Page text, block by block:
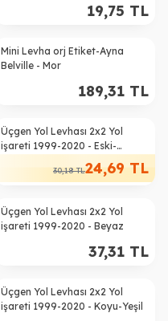
19,75 TL
Mini Levha orj Etiket-Ayna
Belville - Mor
189,31 TL
%18
Üçgen Yol Levhası 2x2 Yol
işareti 1999-2020 - Eski-
30,18TL24,69 TL
Üçgen Yol Levhası 2x2 Yol
işareti 1999-2020 - Beyaz
37,31 TL
Üçgen Yol Levhası 2x2 Yol
işareti 1999-2020 - Koyu-Yeşil